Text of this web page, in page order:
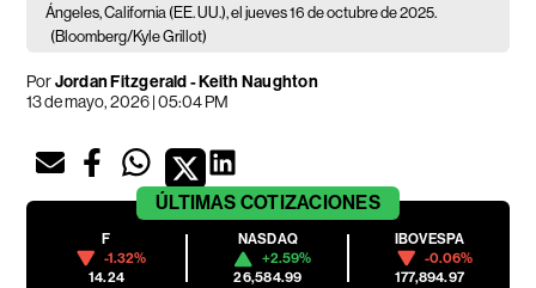
Ángeles, California (EE. UU.), el jueves 16 de octubre de 2025.
(Bloomberg/Kyle Grillot)
PorJordan Fitzgerald - Keith Naughton
13 de mayo, 2026 | 05:04 PM
ÚLTIMAS COTIZACIONES
F
-1.32%
14.24
NASDAQ
+2.59%
26,584.99
IBOVESPA
-0.06%
177,894.97